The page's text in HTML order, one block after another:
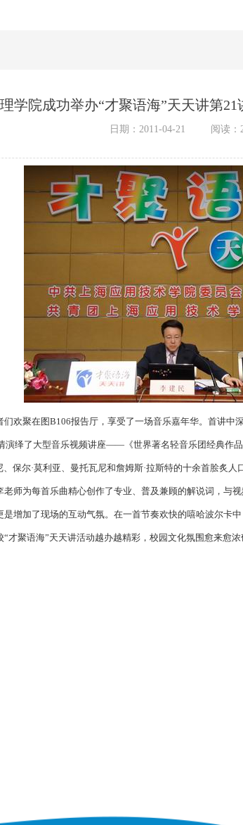
理学院成功举办“才聚语海”天天讲第
日期：2011-04-21 阅读：
欢聚在图B106报告厅，享受了一场音乐嘉年华。首讲中
演绎了大型音乐视频讲座——《世界著名轻音乐团经典作
尔·莫利亚、曼托瓦尼和詹姆斯·拉斯特的十余首脍炙
师为每首乐曲精心创作了专业、普及兼顾的解说词，与
增加了现场的互动气氛。在一首节奏欢快的嘻哈波尔卡
才聚语海”天天讲活动越办越精彩，校园文化氛围愈来愈浓